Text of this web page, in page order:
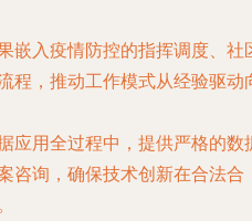
嵌入疫情防控的指挥调度、社
程，推动工作模式从经验驱动
应用全过程中，提供严格的数
咨询，确保技术创新在合法合